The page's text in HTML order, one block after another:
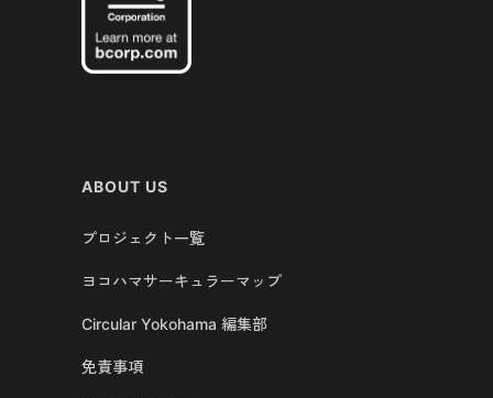
ABOUT US
プロジェクト一覧
ヨコハマサーキュラーマップ
Circular Yokohama 編集部
免責事項